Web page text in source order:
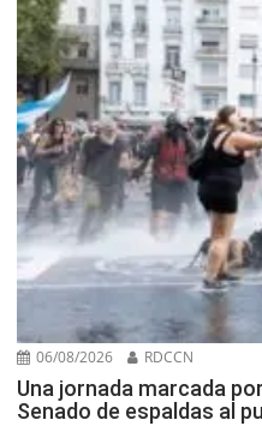
06/08/2026 RDCCN
Una jornada marcada
Senado de espaldas al